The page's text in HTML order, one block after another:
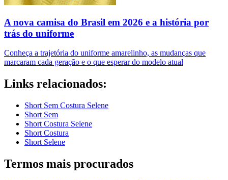
A nova camisa do Brasil em 2026 e a história por
trás do uniforme
Conheça a trajetória do uniforme amarelinho, as mudanças que
marcaram cada geração e o que esperar do modelo atual
Links relacionados:
Short Sem Costura Selene
Short Sem
Short Costura Selene
Short Costura
Short Selene
Termos mais procurados